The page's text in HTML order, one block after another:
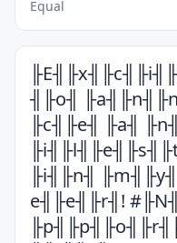
Equal
╢╟o╢
╟c╢╟e╢ ╟a╢
╟i╢╟n╢
e╢╟e╢╟r╢!